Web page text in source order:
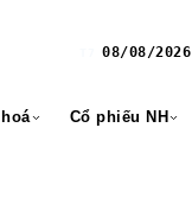
08/08/2026
Cổ phiếu NH